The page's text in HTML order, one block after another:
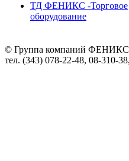
ТД ФЕНИКС -Торговое
оборудование
© Группа компаний ФЕНИКС
тел. (343) 078-22-48, 08-310-